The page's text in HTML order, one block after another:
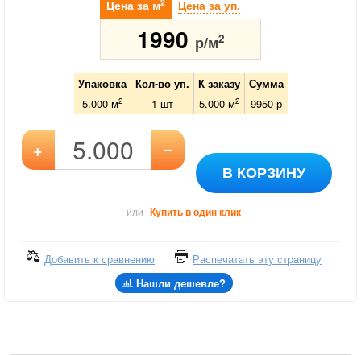
Цена за м Цена за уп.
1990 р/м2
Упаковка Кол-во уп. К заказу
Сумма
5.000 м2 1 шт 5.000м2 9950р
+ –
В КОРЗИНУ
или Купить в один клик
Добавить к сравнению
Распечатать эту страницу
Нашли дешевле?